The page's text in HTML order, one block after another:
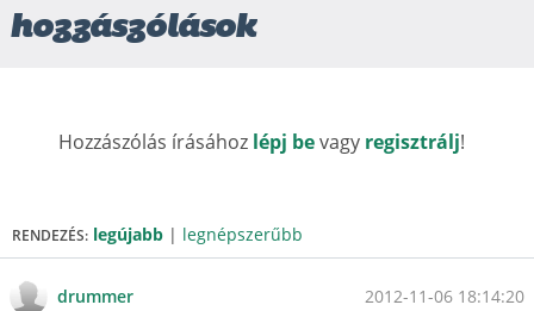
hozzászólások
Hozzászólás írásához lépj bevagy regisztrálj!
RENDEZÉS: legújabb | legnépszerűbb
drummer 2012-11-06 18:14:20